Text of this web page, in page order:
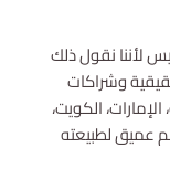
لأننا نقول ذلك
وشراكات
الكويت،
عميق لطبيعته